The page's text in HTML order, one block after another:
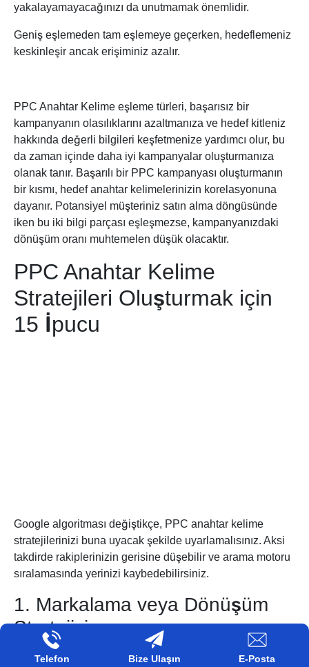
yakalayamayacağınızı da unutmamak önemlidir.
Geniş eşlemeden tam eşlemeye geçerken, hedeflemeniz
keskinleşir ancak erişiminiz azalır.
PPC Anahtar Kelime eşleme türleri, başarısız bir
kampanyanın olasılıklarını azaltmanıza ve hedef kitleniz
hakkında değerli bilgileri keşfetmenize yardımcı olur, bu
da zaman içinde daha iyi kampanyalar oluşturmanıza
olanak tanır. Başarılı bir PPC kampanyası oluşturmanın
bir kısmı, hedef anahtar kelimelerinizin korelasyonuna
dayanır. Potansiyel müşteriniz satın alma döngüsünde
iken bu iki bilgi parçası eşleşmezse, kampanyanızdaki
dönüşüm oranı muhtemelen düşük olacaktır.
PPC Anahtar Kelime
Stratejileri Oluşturmak için
15 İpucu
Google algoritması değiştikçe, PPC anahtar kelime
stratejilerinizi buna uyacak şekilde uyarlamalısınız. Aksi
takdirde rakiplerinizin gerisine düşebilir ve arama motoru
sıralamasında yerinizi kaybedebilirsiniz.
1. Markalama veya Dönüşüm
Stratejisi
Dönüştürme –
Bu stratejinin arkasındaki sebep, sitenize
Telefon Bize Ulaşın E-Posta